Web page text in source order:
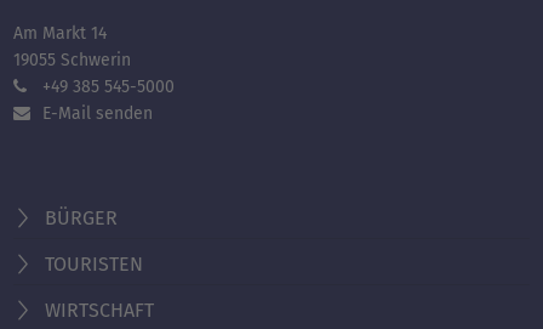
Am Markt 14
19055 Schwerin
+49 385 545-5000
E-Mail senden
BÜRGER
TOURISTEN
WIRTSCHAFT